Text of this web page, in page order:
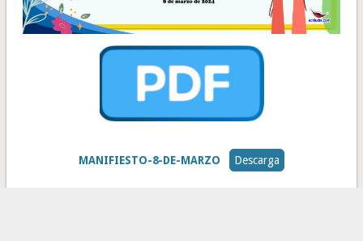
MANIFIESTO-8-DE-MARZO Descarga